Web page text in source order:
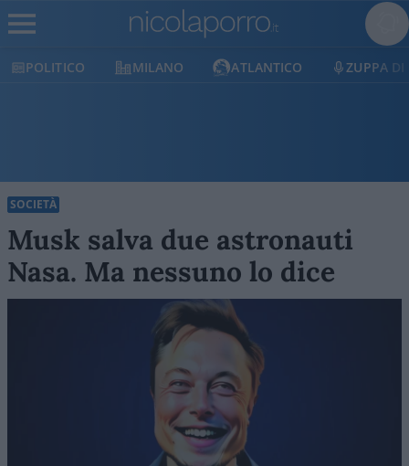
POLITICO MILANO ATLANTICO ZUPPA DI
SOCIETÀ
Musk salva due astronauti
Nasa. Ma nessuno lo dice